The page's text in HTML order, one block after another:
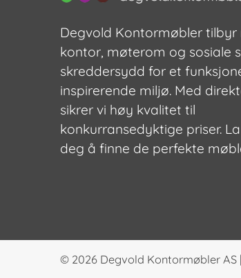
Degvold Kontormøbler tilbyr
kontor, møterom og sosiale
skreddersydd for et
inspirerende miljø. Med
sikrer vi høy kvalitet til
konkurransedyktige priser.
deg å finne de perfekte
© 2026 Degvold Kontormøbler AS |